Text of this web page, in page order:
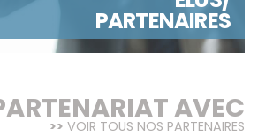
PARTENAIRES
AVEC
VOIR TOUS NOS PARTENAIRES